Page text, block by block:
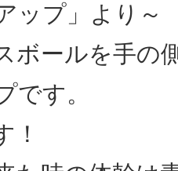
ップ」より～
ボールを手の
です。
！